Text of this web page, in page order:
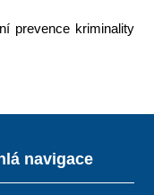
prevence kriminality
navigace